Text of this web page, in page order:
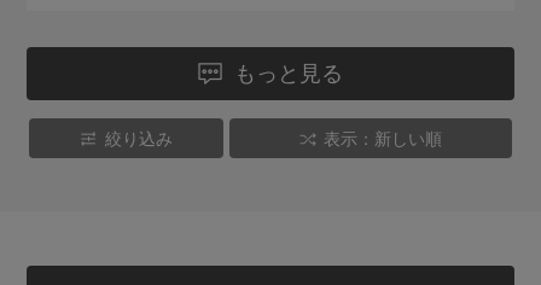
もっと見る
絞り込み 表示：新しい順